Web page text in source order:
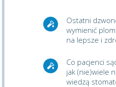
Ostatni
wymienić
na lepsze i
Co pacjenci
jak (nie)wiele
wiedzą